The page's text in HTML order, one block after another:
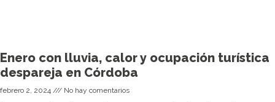
Enero con lluvia, calor y ocupación turística
despareja en Córdoba
febrero 2, 2024 No hay comentarios